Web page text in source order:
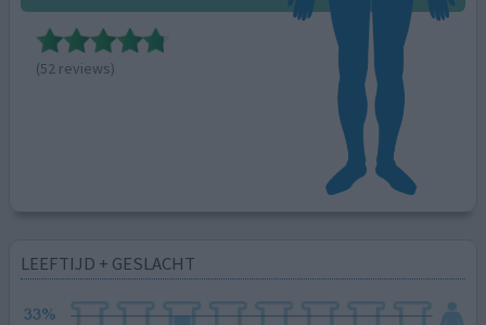
(52 reviews)
LEEFTIJD + GESLACHT